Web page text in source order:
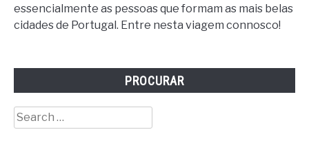
essencialmente as pessoas que formam as mais belas
cidades de Portugal. Entre nesta viagem connosco!
PROCURAR
Search
for: